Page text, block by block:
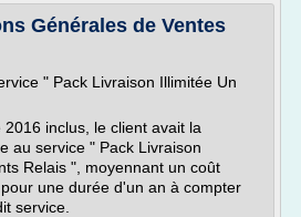
Générales de Ventes
" Pack Livraison Illimitée Un
inclus, le client avait la
au service " Pack Livraison
Relais ", moyennant un coût
une durée d'un an à compter
service.